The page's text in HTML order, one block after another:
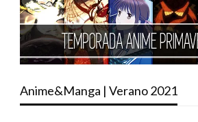
Anime&Manga | Verano 2021